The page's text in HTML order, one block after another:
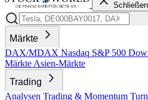
Schließen
Märkte
DAX/MDAX Nasdaq S&P 500 Dow
Märkte Asien-Märkte
Trading
Analysen Trading & Momentum